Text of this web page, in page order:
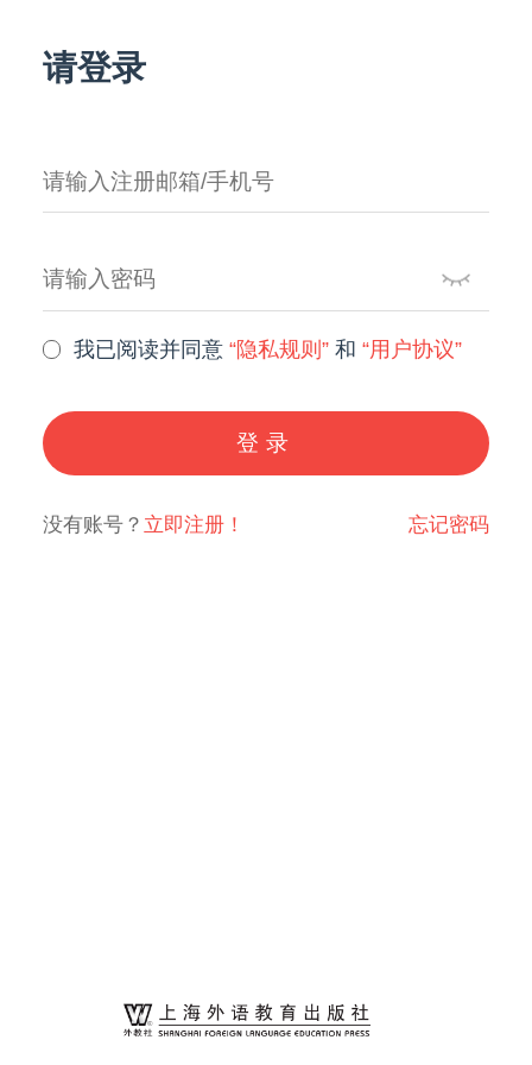
请登录
我已阅读并同意“隐私规则” 和“用户协议”
登录
没有账号？ 立即注册！ 忘记密码